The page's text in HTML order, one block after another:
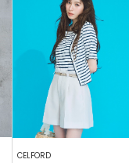
CELFORD